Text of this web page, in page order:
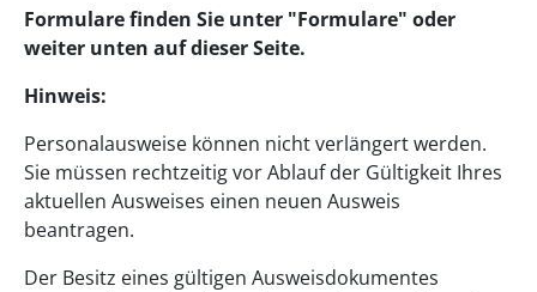
Formulare finden Sie unter "Formulare" oder
weiter unten auf dieser Seite.
Hinweis:
Personalausweise können nicht verlängert werden.
Sie müssen rechtzeitig vor Ablauf der Gültigkeit Ihres
aktuellen Ausweises einen neuen Ausweis
beantragen.
Der Besitz eines gültigen Ausweisdokumentes